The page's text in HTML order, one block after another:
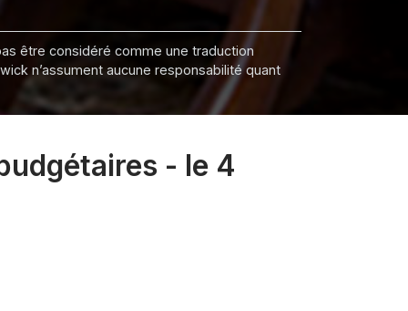
être considéré comme une traduction
n’assument aucune responsabilité quant
- le 4